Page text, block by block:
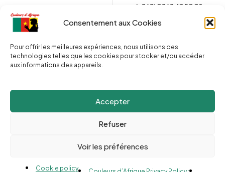
Consentement aux Cookies
Pour offrir les meilleures expériences, nous utilisons des
technologies telles que les cookies pour stocker et/ou accéder
aux informations des appareils.
Accepter
Refuser
Voir les préférences
Cookie policy
couleursdafrique974.com
(+262) 0262 43 50 38
2025 © Copyright Couleurs d’Afrique 974. Tous droits réservés.